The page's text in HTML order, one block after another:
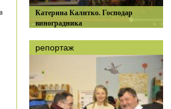
Катерина Калитко. Господар
виноградника
репортаж